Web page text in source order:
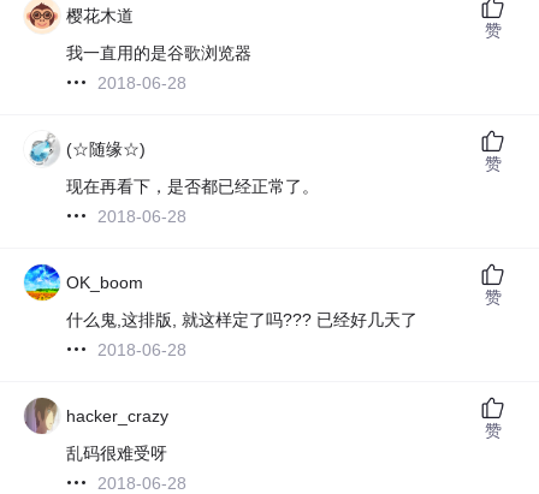
樱花木道
我一直用的是谷歌浏览器
2018-06-28
赞
(☆随缘☆)
现在再看下，是否都已经正常了。
2018-06-28
赞
OK_boom
什么鬼,这排版, 就这样定了吗??? 已经好几天了
2018-06-28
赞
hacker_crazy
乱码很难受呀
2018-06-28
赞